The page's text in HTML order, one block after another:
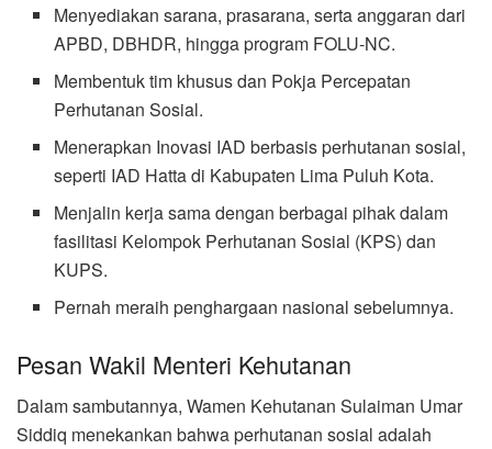
Menyediakan sarana, prasarana, serta anggaran dari
APBD, DBHDR, hingga program FOLU-NC.
Membentuk tim khusus dan Pokja Percepatan
Perhutanan Sosial.
Menerapkan Inovasi IAD berbasis perhutanan sosial,
seperti IAD Hatta di Kabupaten Lima Puluh Kota.
Menjalin kerja sama dengan berbagai pihak dalam
fasilitasi Kelompok Perhutanan Sosial (KPS) dan
KUPS.
Pernah meraih penghargaan nasional sebelumnya.
Pesan Wakil Menteri Kehutanan
Dalam sambutannya, Wamen Kehutanan Sulaiman Umar
Siddiq menekankan bahwa perhutanan sosial adalah